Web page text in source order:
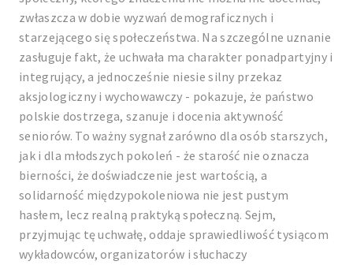
zwłaszcza w dobie wyzwań demograficznych i
starzejącego się społeczeństwa. Na szczególne uznanie
zasługuje fakt, że uchwała ma charakter ponadpartyjny i
integrujący, a jednocześnie niesie silny przekaz
aksjologiczny i wychowawczy - pokazuje, że państwo
polskie dostrzega, szanuje i docenia aktywność
seniorów. To ważny sygnał zarówno dla osób starszych,
jak i dla młodszych pokoleń - że starość nie oznacza
bierności, że doświadczenie jest wartością, a
solidarność międzypokoleniowa nie jest pustym
hasłem, lecz realną praktyką społeczną. Sejm,
przyjmując tę uchwałę, oddaje sprawiedliwość tysiącom
wykładowców, organizatorów i słuchaczy